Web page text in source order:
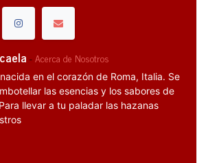
-Acerca de Nosotros
en el corazón de Roma, Italia. Se
las esencias y los sabores de
llevar a tu paladar las hazanas